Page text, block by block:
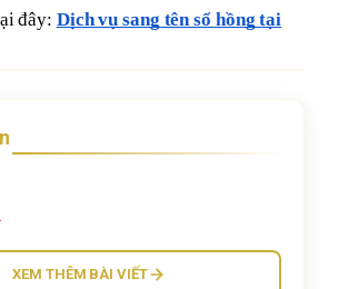
đây: Dịch vụ sang tên sổ hồng tại
XEM THÊM BÀI VIẾT